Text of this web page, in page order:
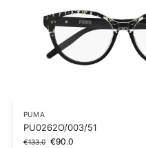
PUMA
PU0262O/003/51
€133.0 €90.0